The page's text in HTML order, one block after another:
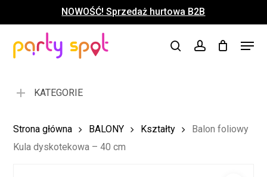
to
content
NOWOŚĆ! Sprzedaż hurtowa B2B
searchaccount
Menu
Koszyk Close
KATEGORIE
Strona główna BALONY Kształty
Balon foliowy
Kula dyskotekowa – 40 cm
Menu